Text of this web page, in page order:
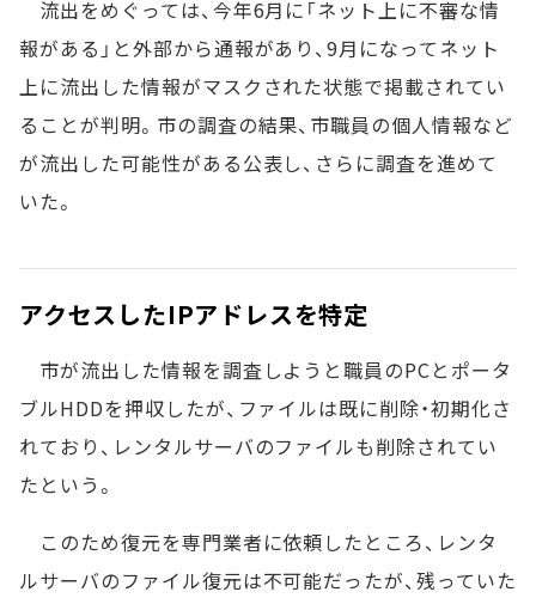
流出をめぐっては、今年6月に「ネット上に不審な情
報がある」と外部から通報があり、9月になってネット
上に流出した情報がマスクされた状態で掲載されてい
ることが判明。市の調査の結果、市職員の個人情報など
が流出した可能性がある公表し、さらに調査を進めて
いた。
アクセスしたIPアドレスを特定
市が流出した情報を調査しようと職員のPCとポータ
ブルHDDを押収したが、ファイルは既に削除・初期化さ
れており、レンタルサーバのファイルも削除されてい
たという。
このため復元を専門業者に依頼したところ、レンタ
ルサーバのファイル復元は不可能だったが、残っていた